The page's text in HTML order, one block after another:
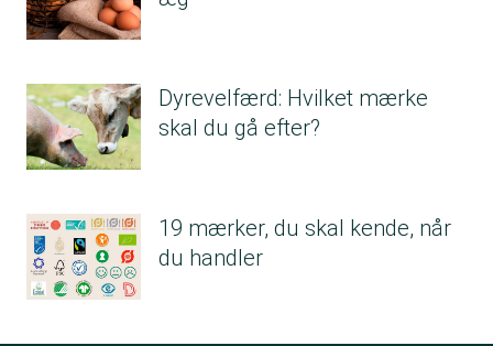
mærket på produktet. CE-mærket skal være
tydeligt, let at læse og må ikke kunne slettes.
teknisk dokumentation for, at produktet nu
også lever op til CE-mærket.
Dokumentationen skal ikke være tilgængelig
eksempel i Danmark – hvis myndighederne
ønsker at se dem.
Dyrevelfærd: Hvilket mærke
skal du gå efter?
19 mærker, du skal kende, når
du handler